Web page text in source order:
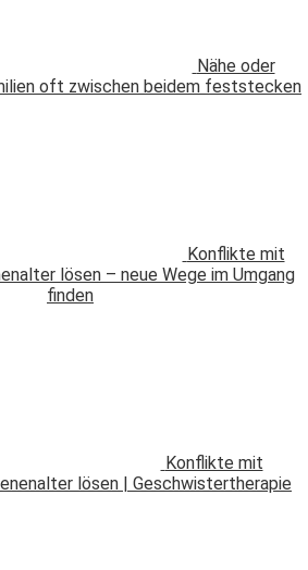
Nähe oder
oft zwischen beidem feststecken
Konflikte mit
lösen – neue Wege im Umgang
finden
Konflikte mit
lösen | Geschwistertherapie